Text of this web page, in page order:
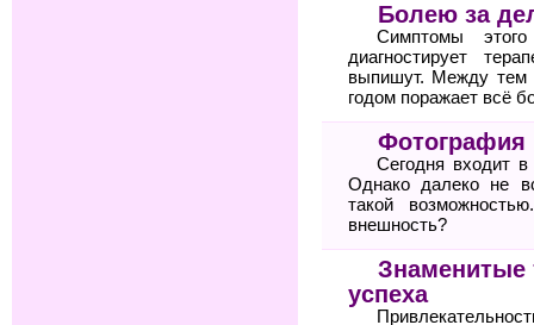
Болею за
Симптомы
диагностирует
выпишут. Между тем
годом поражает всё
Фотография
Сегодня входит
Однако далеко не
такой
внешность?
Знаменитые
успеха